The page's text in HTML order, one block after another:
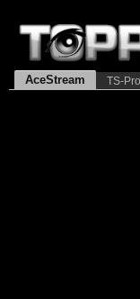
AceStream TS-